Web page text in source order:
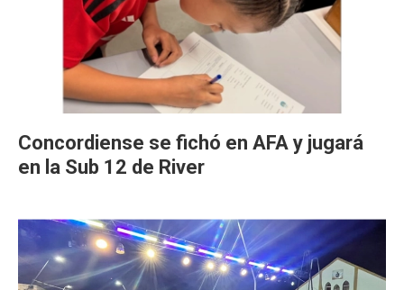
Concordiense se fichó en AFA y jugará
en la Sub 12 de River